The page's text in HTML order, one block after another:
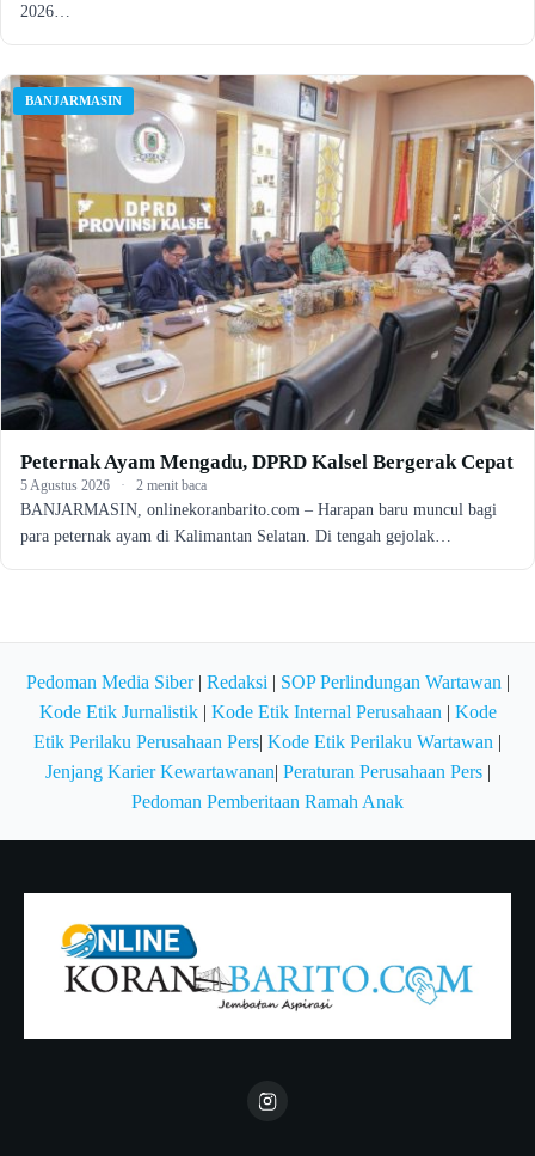
2026…
BANJARMASIN
Peternak Ayam Mengadu, DPRD Kalsel Bergerak Cepat
5 Agustus 2026 · 2 menit baca
BANJARMASIN, onlinekoranbarito.com – Harapan baru muncul bagi
para peternak ayam di Kalimantan Selatan. Di tengah gejolak…
Pedoman Media Siber| Redaksi| SOP Perlindungan Wartawan|
Kode Etik Jurnalistik| Kode Etik Internal Perusahaan| Kode
Etik Perilaku Perusahaan Pers| Kode Etik Perilaku Wartawan |
Jenjang Karier Kewartawanan| Peraturan Perusahaan Pers|
Pedoman Pemberitaan Ramah Anak